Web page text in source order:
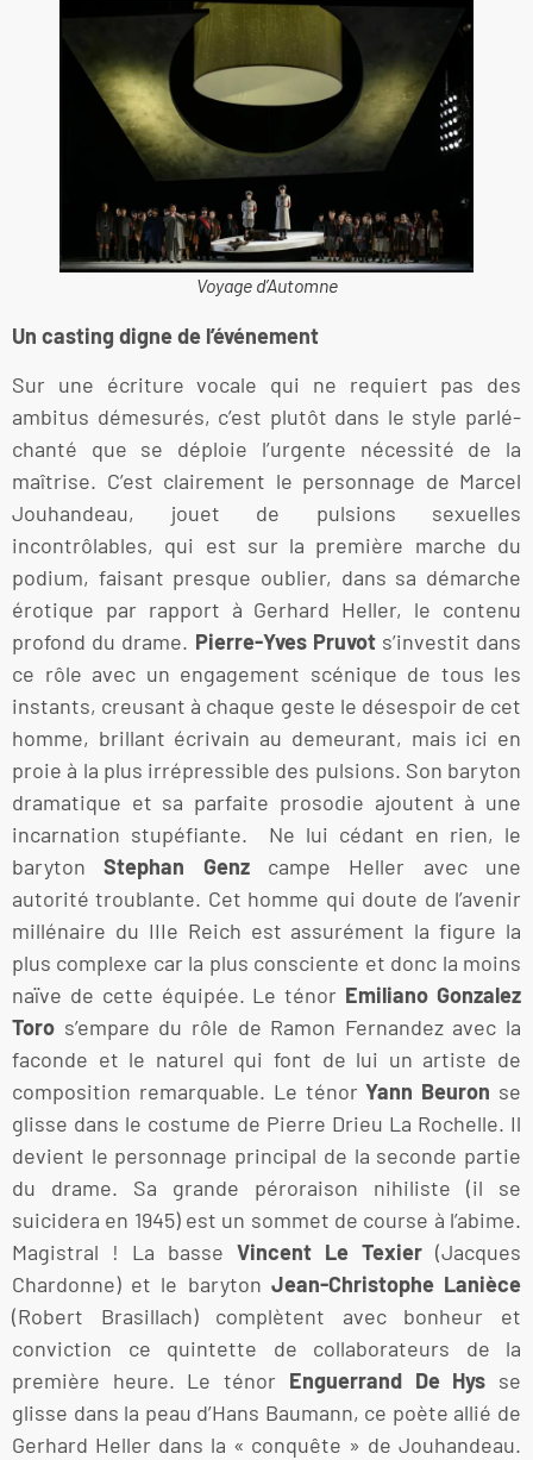
Voyage d’Automne
Un casting digne de l’événement
Sur une écriture vocale qui ne requiert pas des
ambitus démesurés, c’est plutôt dans le style parlé-
chanté que se déploie l’urgente nécessité de la
maîtrise. C’est clairement le personnage de Marcel
Jouhandeau, jouet de pulsions sexuelles
incontrôlables, qui est sur la première marche du
podium, faisant presque oublier, dans sa démarche
érotique par rapport à Gerhard Heller, le contenu
profond du drame. Pierre-Yves Pruvots’investit dans
ce rôle avec un engagement scénique de tous les
instants, creusant à chaque geste le désespoir de cet
homme, brillant écrivain au demeurant, mais ici en
proie à la plus irrépressible des pulsions. Son baryton
dramatique et sa parfaite prosodie ajoutent à une
incarnation stupéfiante. Ne lui cédant en rien, le
barytonStephan Genzcampe Heller avec une
autorité troublante. Cet homme qui doute de l’avenir
millénaire du IIIe Reich est assurément la figure la
plus complexe car la plus consciente et donc la moins
naïve de cette équipée. Le ténor Emiliano Gonzalez
Toro s’empare du rôle de Ramon Fernandez avec la
faconde et le naturel qui font de lui un artiste de
composition remarquable. Le ténorYann Beuron se
glisse dans le costume de Pierre Drieu La Rochelle. Il
devient le personnage principal de la seconde partie
du drame. Sa grande péroraison nihiliste (il se
suicidera en 1945) est un sommet de course à l’abime.
Magistral ! La basse Vincent Le Texier (Jacques
Chardonne) et le baryton Jean-Christophe Lanièce
(Robert Brasillach) complètent avec bonheur et
conviction ce quintette de collaborateurs de la
première heure. Le ténor Enguerrand De Hys se
glisse dans la peau d’Hans Baumann, ce poète allié de
Gerhard Heller dans la « conquête » de Jouhandeau.